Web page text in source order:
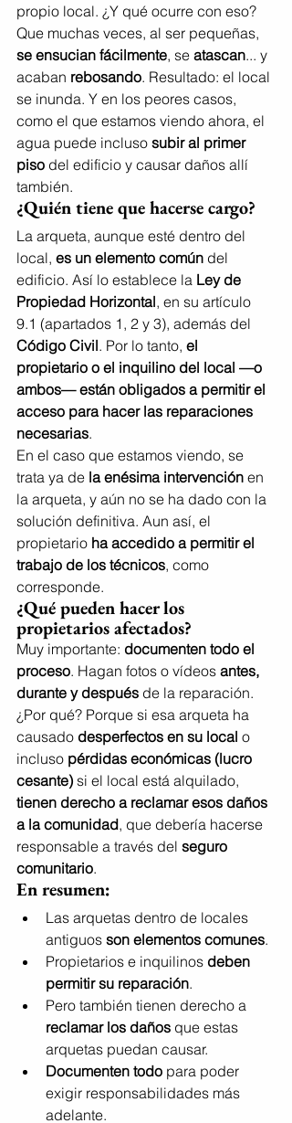
propio local. ¿Y qué ocurre con eso?
Que muchas veces, al ser pequeñas,
se ensucian fácilmente, se atascan... y
acaban rebosando. Resultado: el local
se inunda. Y en los peores casos,
como el que estamos viendo ahora, el
agua puede incluso subir al primer
piso del edificio y causar daños allí
también.
¿Quién tiene que hacerse cargo?
La arqueta, aunque esté dentro del
local, es un elemento común del
edificio. Así lo establece la Ley de
Propiedad Horizontal, en su artículo
9.1 (apartados 1, 2 y 3), además del
Código Civil. Por lo tanto, el
propietario o el inquilino del local —o
ambos— están obligados a permitir el
acceso para hacer las reparaciones
necesarias.
En el caso que estamos viendo, se
trata ya de la enésima intervención en
la arqueta, y aún no se ha dado con la
solución definitiva. Aun así, el
propietario ha accedido a permitir el
trabajo de los técnicos, como
corresponde.
¿Qué pueden hacer los
propietarios afectados?
Muy importante: documenten todo el
proceso. Hagan fotos o vídeos antes,
durante y después de la reparación.
¿Por qué? Porque si esa arqueta ha
causado desperfectos en su local o
incluso pérdidas económicas (lucro
cesante) si el local está alquilado,
tienen derecho a reclamar esos daños
a la comunidad, que debería hacerse
responsable a través del seguro
comunitario.
En resumen:
Las arquetas dentro de locales
antiguos son elementos comunes.
Propietarios e inquilinos deben
permitir su reparación.
Pero también tienen derecho a
reclamar los daños que estas
arquetas puedan causar.
Documenten todo para poder
exigir responsabilidades más
adelante.